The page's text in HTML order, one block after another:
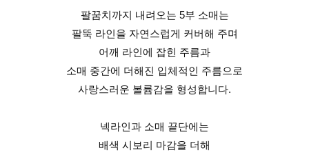
팔꿈치까지 내려오는 5부 소매는
팔뚝 라인을 자연스럽게 커버해 주며
어깨 라인에 잡힌 주름과
소매 중간에 더해진 입체적인 주름으로
사랑스러운 볼륨감을 형성합니다.
넥라인과 소매 끝단에는
배색 시보리 마감을 더해